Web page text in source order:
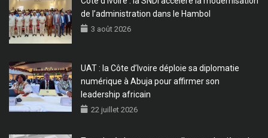
de l’administration dans le Hambol
3 août 2026
UAT : la Côte d’Ivoire déploie sa diplomatie
numérique à Abuja pour affirmer son
leadership africain
22 juillet 2026